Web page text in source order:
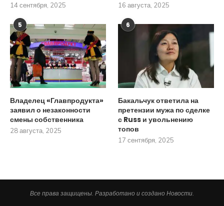
14 сентября, 2025 16 августа, 2025
5
Владелец «Главпродукта»
заявил о незаконности
смены собственника
28 августа, 2025
6
Бакальчук ответила на
претензии мужа по сделке
с Russ и увольнению
топов
17 сентября, 2025
Все права защищены. Разработано и создано Новости.